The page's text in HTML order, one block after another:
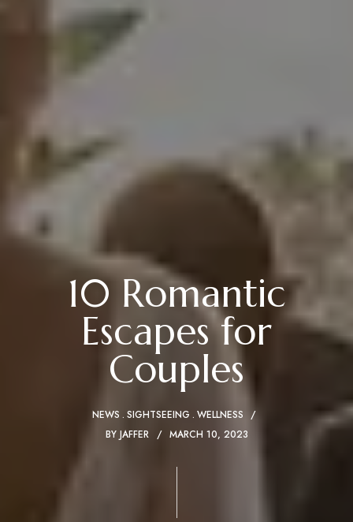
10 Romantic
Escapes for
Couples
NEWS SIGHTSEEING WELLNESS
BY JAFFER MARCH 10, 2023